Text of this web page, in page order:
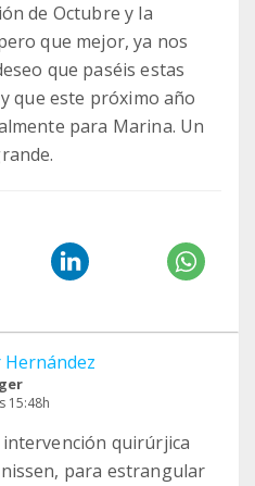
de Octubre y la
que mejor, ya nos
que paséis estas
que este próximo año
para Marina. Un
15:48h
quirúrjica
para estrangular